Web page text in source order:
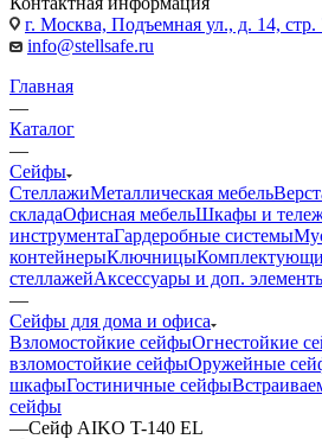
г. Москва, Подъемная ул., д. 14, стр.
info@stellsafe.ru
Главная
—
Каталог
—
Сейфы
СтеллажиМеталлическая мебель
складаОфисная мебельШкафы и
инструментаГардеробные системы
контейнерыКлючницы
стеллажейАксессуары и доп.
—
Сейфы для дома и офиса
Взломостойкие сейфыОгнестойкие
взломостойкие сейфыОружейные
шкафыГостиничные сейфы
сейфы
—Сейф AIKO T-140 EL